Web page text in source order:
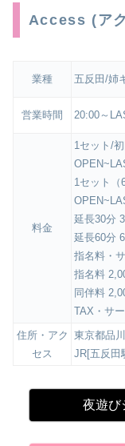
Access (ア
業種 五反田/姉
営業時間 20:00～
料金
1セット/初
1セット（
延長30分
延長60分
指名料・
指名料
同伴料
TAX・サ
住所・アク
セス
東京都品
JR[五反田
夜遊び